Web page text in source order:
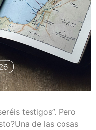
testigos”. Pero
de las cosas